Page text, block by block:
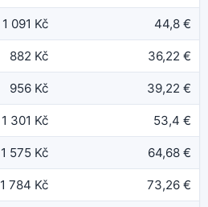
1 091 Kč 44,8 €
882 Kč 36,22 €
956 Kč 39,22 €
1 301 Kč 53,4 €
1 575 Kč 64,68 €
1 784 Kč 73,26 €